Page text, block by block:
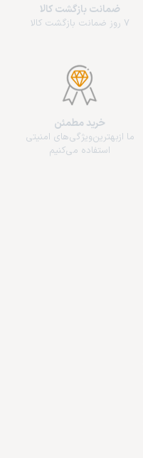
ضمانت بازگشت کالا
7 روز ضمانت بازگشت کالا
خرید مطمئن
ما از‌بهترین‌ویژگی‌های امنیتی
استفاده می‌کنیم